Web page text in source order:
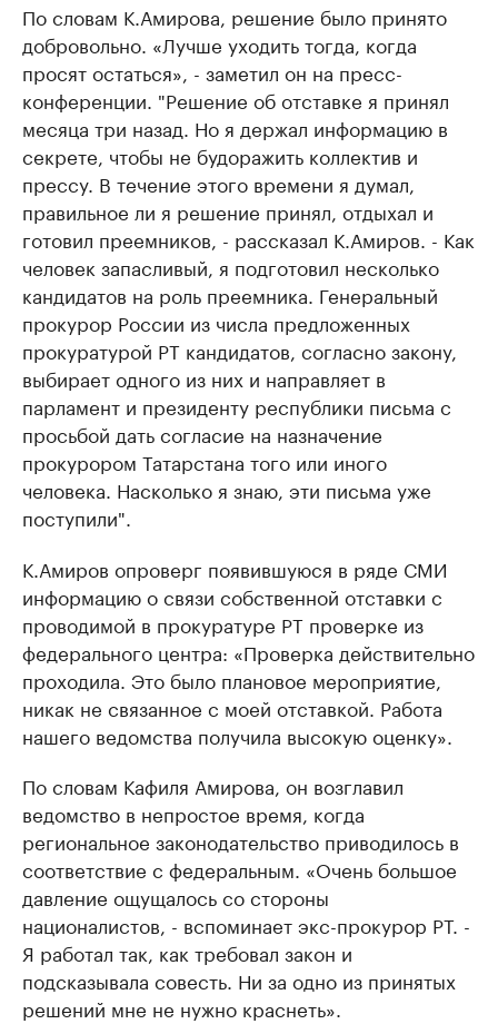
По словам К.Амирова, решение было принято
добровольно. «Лучше уходить тогда, когда
просят остаться», - заметил он на пресс-
конференции. "Решение об отставке я принял
месяца три назад. Но я держал информацию в
секрете, чтобы не будоражить коллектив и
прессу. В течение этого времени я думал,
правильное ли я решение принял, отдыхал и
готовил преемников, - рассказал К.Амиров. - Как
человек запасливый, я подготовил несколько
кандидатов на роль преемника. Генеральный
прокурор России из числа предложенных
прокуратурой РТ кандидатов, согласно закону,
выбирает одного из них и направляет в
парламент и президенту республики письма с
просьбой дать согласие на назначение
прокурором Татарстана того или иного
человека. Насколько я знаю, эти письма уже
поступили".
К.Амиров опроверг появившуюся в ряде СМИ
информацию о связи собственной отставки с
проводимой в прокуратуре РТ проверке из
федерального центра: «Проверка действительно
проходила. Это было плановое мероприятие,
никак не связанное с моей отставкой. Работа
нашего ведомства получила высокую оценку».
По словам Кафиля Амирова, он возглавил
ведомство в непростое время, когда
региональное законодательство приводилось в
соответствие с федеральным. «Очень большое
давление ощущалось со стороны
националистов, - вспоминает экс-прокурор РТ. -
Я работал так, как требовал закон и
подсказывала совесть. Ни за одно из принятых
решений мне не нужно краснеть».